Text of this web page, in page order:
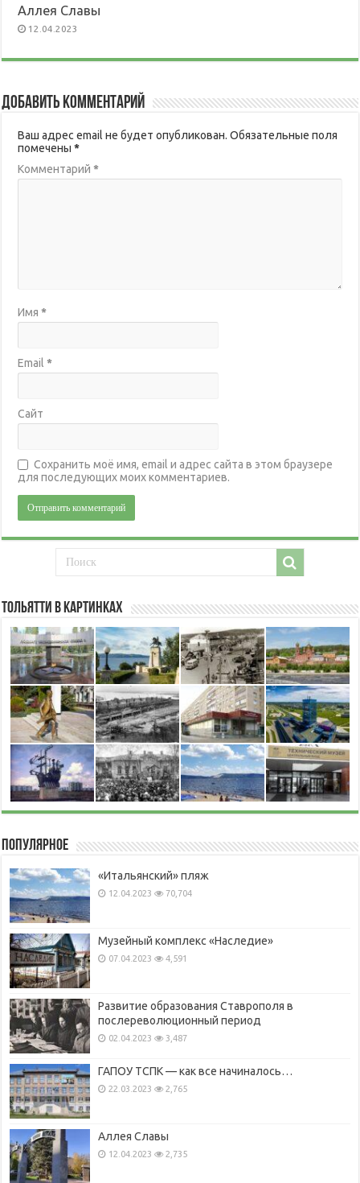
Аллея Славы
12.04.2023
Добавить комментарий
Ваш адрес email не будет опубликован. Обязательные поля
помечены*
Комментарий*
Имя*
Email*
Сайт
Сохранить моё имя, email и адрес сайта в этом браузере
для последующих моих комментариев.
Тольятти в картинках
Популярное
«Итальянский» пляж
12.04.2023 70,704
Музейный комплекс «Наследие»
07.04.2023 4,591
Развитие образования Ставрополя в
послереволюционный период
02.04.2023 3,487
ГАПОУ ТСПК — как все начиналось…
22.03.2023 2,765
Аллея Славы
12.04.2023 2,735